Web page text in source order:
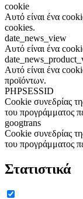
cookie
Αυτό είναι ένα
cookies.
date_news_view
Αυτό είναι ένα
Αυτό είναι ένα
προϊόντων.
PHPSESSID
Cookie συνεδρίας
του προγράμματος
googtrans
Cookie συνεδρίας
του προγράμματος
Στατιστικά